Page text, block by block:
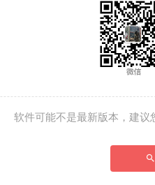
软件可能不是最新版本，建议